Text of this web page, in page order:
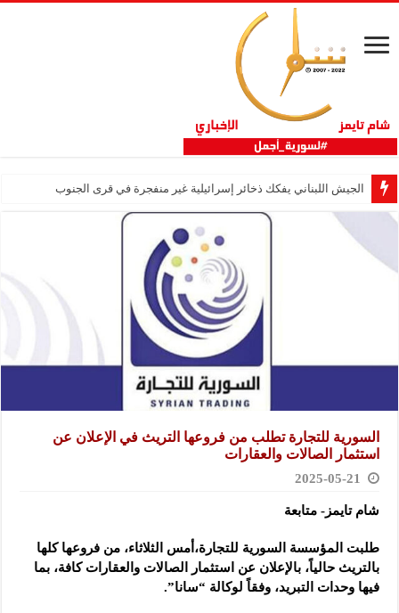
الجيش اللبناني يفكك ذخائر إسرائيلية غير منفجرة في قرى الجنوب
السورية للتجارة تطلب من فروعها التريث في الإعلان عن
استثمار الصالات والعقارات
2025-05-21
شام تايمز- متابعة
طلبت المؤسسة السورية للتجارة،أمس الثلاثاء، من فروعها كلها
بالتريث حالياً، بالإعلان عن استثمار الصالات والعقارات كافة، بما
فيها وحدات التبريد، وفقاً لوكالة “سانا”.